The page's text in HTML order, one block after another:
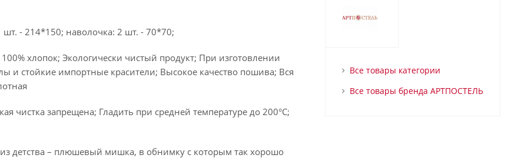
- 214*150; наволочка: 2 шт. - 70*70;
хлопок; Экологически чистый продукт; При изготовлении
и стойкие импортные красители; Высокое качество пошива; Вся
чистка запрещена; Гладить при средней температуре до 200°С;
детства – плюшевый мишка, в обнимку с которым так хорошо
Все товары категории
Все товары бренда АРТПОСТЕЛЬ